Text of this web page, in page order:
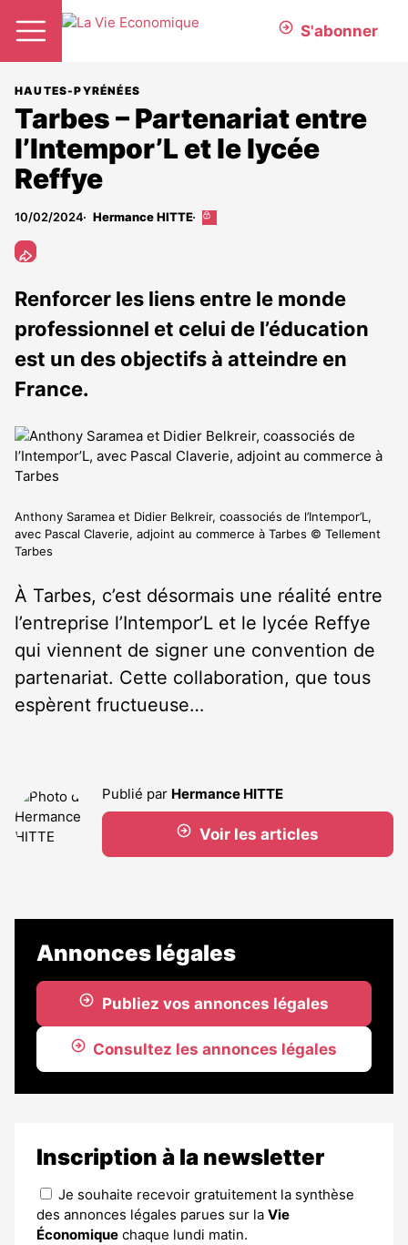
S'abonner
HAUTES-PYRÉNÉES
Tarbes – Partenariat entre
l’Intempor’L et le lycée
Reffye
10/02/2024 Hermance HITTE
Cet
abonnés
Renforcer les liens entre le monde
professionnel et celui de l’éducation
est un des objectifs à atteindre en
France.
Anthony Saramea et Didier Belkreir, coassociés de l’Intempor’L,
avec Pascal Claverie, adjoint au commerce à Tarbes © Tellement
Tarbes
À Tarbes, c’est désormais une réalité entre
l’entreprise l’Intempor’L et le lycée Reffye
qui viennent de signer une convention de
partenariat. Cette collaboration, que tous
espèrent fructueuse…
Publié par Hermance HITTE
Voir les articles
Annonces légales
Publiez vos annonces légales
Consultez les annonces légales
Inscription à la newsletter
Je souhaite recevoir gratuitement la synthèse
des annonces légales parues sur la Vie
Économique chaque lundi matin.